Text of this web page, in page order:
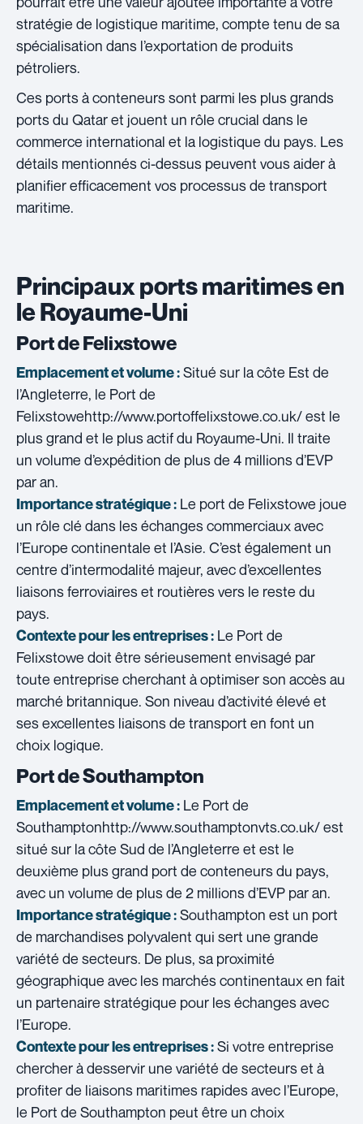
stratégie de logistique maritime, compte tenu de sa
spécialisation dans l’exportation de produits
pétroliers.
Ces ports à conteneurs sont parmi les plus grands
ports du Qatar et jouent un rôle crucial dans le
commerce international et la logistique du pays. Les
détails mentionnés ci-dessus peuvent vous aider à
planifier efficacement vos processus de transport
maritime.
Principaux ports maritimes en
le Royaume-Uni
Port de Felixstowe
Emplacement et volume :Situé sur la côte Est de
l’Angleterre, le Port de
Felixstowehttp://www.portoffelixstowe.co.uk/ est le
plus grand et le plus actif du Royaume-Uni. Il traite
un volume d’expédition de plus de 4 millions d’EVP
par an.
Importance stratégique : Le port de Felixstowe joue
un rôle clé dans les échanges commerciaux avec
l’Europe continentale et l’Asie. C’est également un
centre d’intermodalité majeur, avec d’excellentes
liaisons ferroviaires et routières vers le reste du
pays.
Contexte pour les entreprises : Le Port de
Felixstowe doit être sérieusement envisagé par
toute entreprise cherchant à optimiser son accès au
marché britannique. Son niveau d’activité élevé et
ses excellentes liaisons de transport en font un
choix logique.
Port de Southampton
Emplacement et volume : Le Port de
Southamptonhttp://www.southamptonvts.co.uk/ est
situé sur la côte Sud de l’Angleterre et est le
deuxième plus grand port de conteneurs du pays,
avec un volume de plus de 2 millions d’EVP par an.
Importance stratégique :Southampton est un port
de marchandises polyvalent qui sert une grande
variété de secteurs. De plus, sa proximité
géographique avec les marchés continentaux en fait
un partenaire stratégique pour les échanges avec
l’Europe.
Contexte pour les entreprises :Si votre entreprise
chercher à desservir une variété de secteurs et à
profiter de liaisons maritimes rapides avec l’Europe,
le Port de Southampton peut être un choix